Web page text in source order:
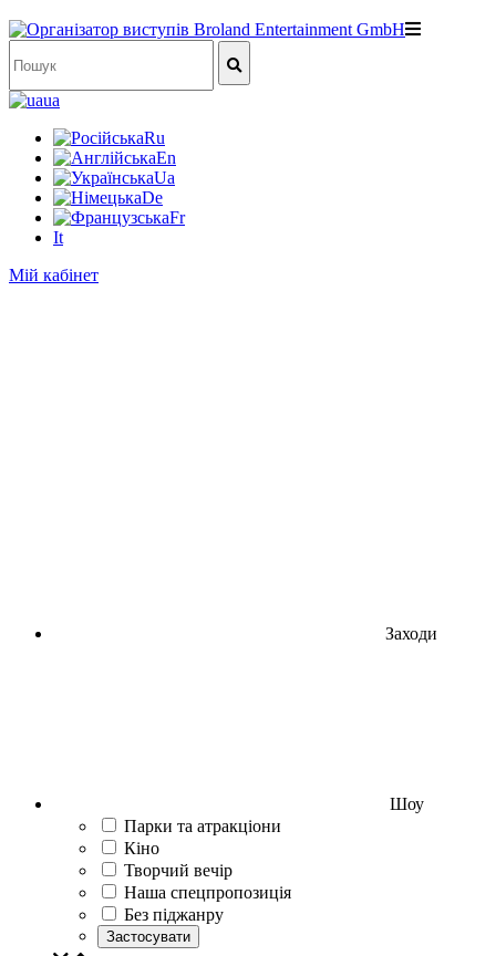
ua
Ru
En
Ua
De
Fr
It
Мій кабінет
Заходи
Шоу
Парки та атракціони
Кіно
Творчий вечір
Наша спецпропозиція
Без піджанру
Застосувати